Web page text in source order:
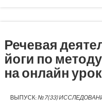
Речевая
йоги по
на онлайн
ВЫПУСК:№7(33)